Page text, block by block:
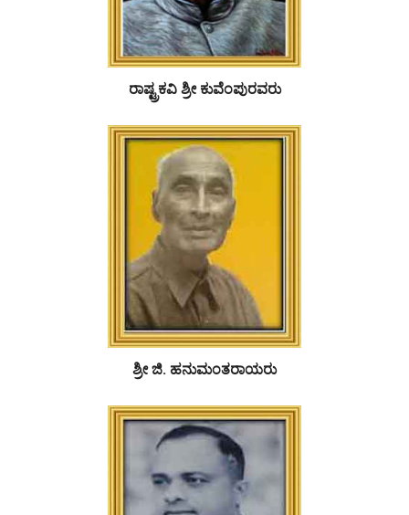
ರಾಷ್ಟ್ರಕವಿ ಶ್ರೀ ಕುವೆಂಪುರವರು
ಶ್ರೀ ಜಿ. ಹನುಮಂತರಾಯರು